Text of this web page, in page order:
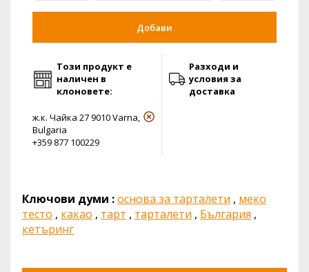
Добави
Този продукт е
наличен в
клоновете:
ж.к. Чайка 27 9010 Varna,
Bulgaria
+359 877 100229
Разходи и
условия за
доставка
Ключови думи :основа за тарталети , меко
тесто , какао , тарт , тарталети , България ,
кетъринг